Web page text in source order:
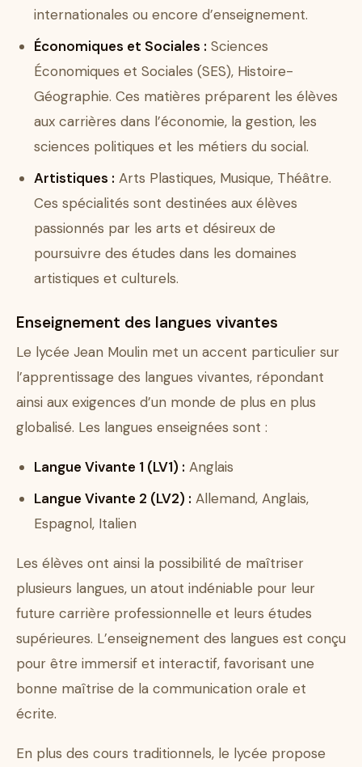
internationales ou encore d’enseignement.
Économiques et Sociales : Sciences
Économiques et Sociales (SES), Histoire-
Géographie. Ces matières préparent les élèves
aux carrières dans l’économie, la gestion, les
sciences politiques et les métiers du social.
Artistiques : Arts Plastiques, Musique, Théâtre.
Ces spécialités sont destinées aux élèves
passionnés par les arts et désireux de
poursuivre des études dans les domaines
artistiques et culturels.
Enseignement des langues vivantes
Le lycée Jean Moulin met un accent particulier sur
l’apprentissage des langues vivantes, répondant
ainsi aux exigences d’un monde de plus en plus
globalisé. Les langues enseignées sont :
Langue Vivante 1 (LV1) : Anglais
Langue Vivante 2 (LV2) : Allemand, Anglais,
Espagnol, Italien
Les élèves ont ainsi la possibilité de maîtriser
plusieurs langues, un atout indéniable pour leur
future carrière professionnelle et leurs études
supérieures. L’enseignement des langues est conçu
pour être immersif et interactif, favorisant une
bonne maîtrise de la communication orale et
écrite.
En plus des cours traditionnels, le lycée propose